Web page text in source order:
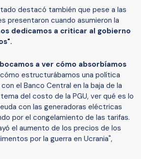
destacó también que pese a las
presentaron cuando asumieron la
dedicamos a criticar al gobierno
a ver cómo absorbíamos
estructurábamos una política
el Banco Central en la baja de la
del costo de la PGU, ver qué es lo
con las generadoras eléctricas
por el congelamiento de las tarifas.
el aumento de los precios de los
por la guerra en Ucrania",